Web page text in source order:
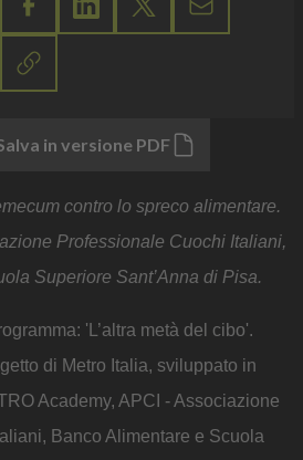
in versione PDF
contro lo spreco alimentare.
Professionale Cuochi Italiani,
Superiore Sant’Anna di Pisa.
'L’altra metà del cibo'.
di Metro Italia, sviluppato in
Academy, APCI - Associazione
Banco Alimentare e Scuola